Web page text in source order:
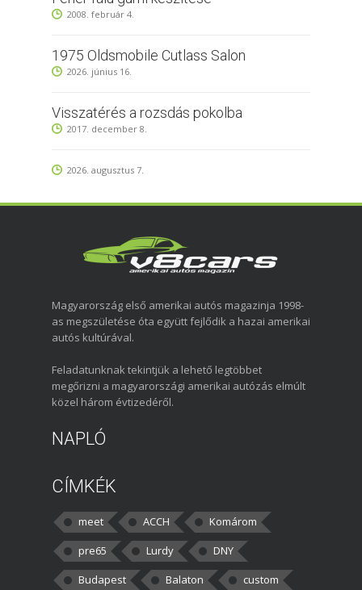
2008. február 4.
1975 Oldsmobile Cutlass Salon
2026. június 16.
Visszatérés a rozsdás pokolba
2017. december 8.
2026. augusztus 7.
Magyarország első amerikai autós magazinja 1998-
as megszületése óta együtt fejlődik a hazai amerikai
autós kultúrával.
Feladatunknak tekintjük a lehető legtöbbet
megőrizni a magyarországi amerikai autózás elmúlt
közel három évtizedéről.
NAPLÓ
CÍMKÉK
meet ACCH
Komárom
pre65
Lurdy
DNY
Budapest
Balaton custom